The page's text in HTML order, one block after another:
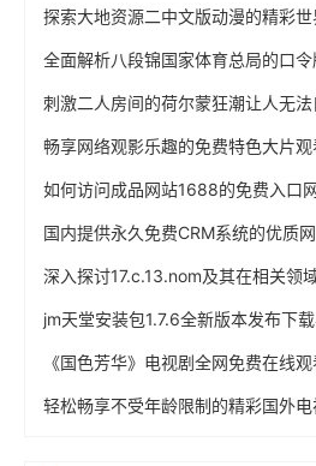
探索大地资源二中文版动漫的精彩
全面解析八段锦国家体育总局的口
刺激二人房间的荷尔蒙狂潮让人无
畅享网络观影乐趣的免费特色大片
国内提供永久免费CRM系统的优质
深入探讨17.c.13.nom及其在相关领
jm天堂安装包1.7.6全新版本发布下
《国色芳华》电视剧全网免费在线
轻松畅享不受年龄限制的精彩国外